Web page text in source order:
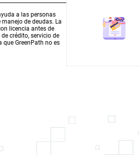
a las personas
de deudas. La
licencia antes de
crédito, servicio de
GreenPath no es